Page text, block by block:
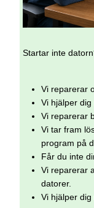
Startar inte
Vi reparerar
Vi hjälper dig
Vi reparerar
Vi tar fram
program på
Får du inte
Vi reparerar
datorer.
Vi hjälper dig